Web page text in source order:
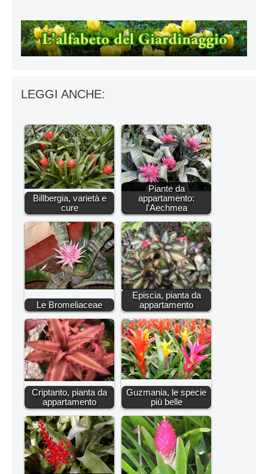
LEGGI ANCHE:
Billbergia, varietà e
cure
Piante da
appartamento:
l'Aechmea
Le Bromeliaceae
Episcia, pianta da
appartamento
Criptanto, pianta da
appartamento
Guzmania, le specie
più belle